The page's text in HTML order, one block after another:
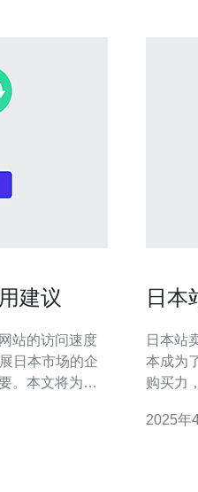
建议
站的访问速度
日本市场的企
。本文将为您
日本本地的服
日本
日本站卖家
本成为
购买力
要的原因。 加入日本站卖家群有许多
2025年